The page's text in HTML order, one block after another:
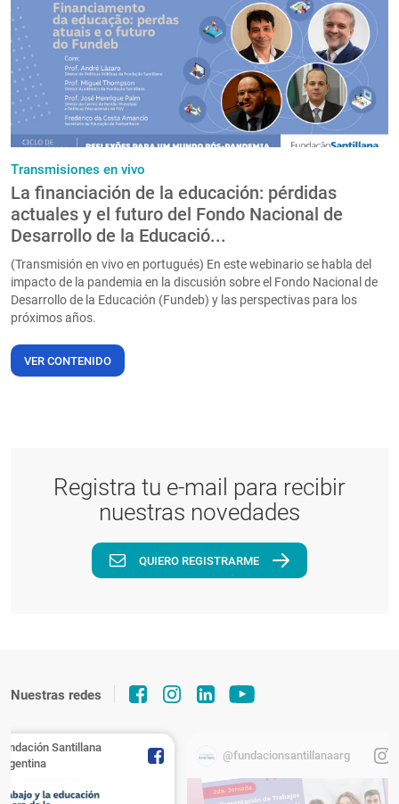
PT
Transmisiones en vivo
La financiación de la educación: pérdidas
actuales y el futuro del Fondo Nacional de
Desarrollo de la Educació...
(Transmisión en vivo en portugués) En este webinario se habla del
impacto de la pandemia en la discusión sobre el Fondo Nacional de
Desarrollo de la Educación (Fundeb) y las perspectivas para los
próximos años.
VER CONTENIDO
Registra tu e-mail para recibir
nuestras novedades
QUIERO REGISTRARME
Nuestras redes
Santillana
@fundacionsantillanaarg